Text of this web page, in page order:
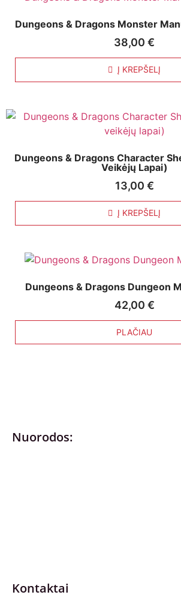
Dungeons & Dragons Monster
38,00 €
Į KREPŠELĮ
Dungeons & Dragons Character
Veikėjų Lapai)
13,00 €
Į KREPŠELĮ
Dungeons & Dragons Dungeon
42,00 €
PLAČIAU
Nuorodos:
Kontaktai